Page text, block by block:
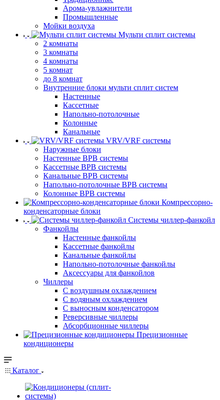
Арома-увлажнители
Промышленные
Мойки воздуха
Мульти сплит системы
2 комнаты
3 комнаты
4 комнаты
5 комнат
до 8 комнат
Внутренние блоки мульти сплит систем
Настенные
Кассетные
Напольно-потолочные
Колонные
Канальные
VRV/VRF системы
Наружные блоки
Настенные ВРВ системы
Кассетные ВРВ системы
Канальные ВРВ системы
Напольно-потолочные ВРВ системы
Колонные ВРВ системы
Компрессорно-
конденсаторные блоки
Системы чиллер-фанкойл
Фанкойлы
Настенные фанкойлы
Кассетные фанкойлы
Канальные фанкойлы
Напольно-потолочные фанкойлы
Аксессуары для фанкойлов
Чиллеры
С воздушным охлаждением
С водяным охлаждением
С выносным конденсатором
Реверсивные чиллеры
Абсорбционные чиллеры
Прецизионные
кондиционеры
Каталог